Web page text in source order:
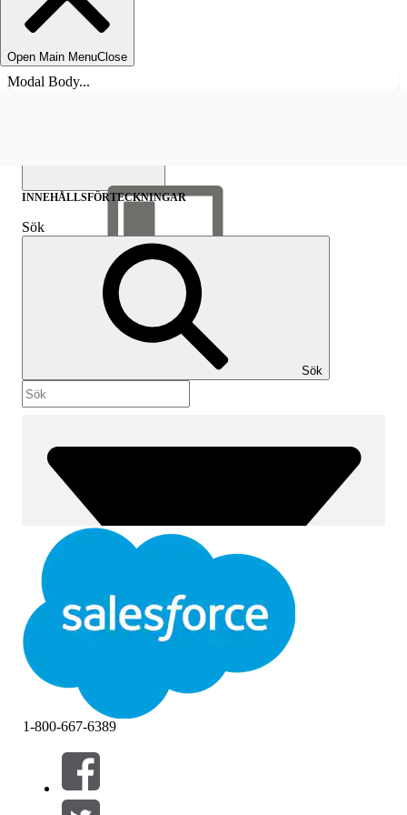
Open Main MenuClose
Modal Body...
Visa
innehållsförteckning
Innehållsförteckningar
INNEHÅLLSFÖRTECKNINGAR
Sök
Sök
Filter (0)
VÄLJ FILTER
1-800-667-6389